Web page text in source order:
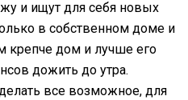
и ищут для себя новых
в собственном доме и
крепче дом и лучше его
дожить до утра.
все возможное, для